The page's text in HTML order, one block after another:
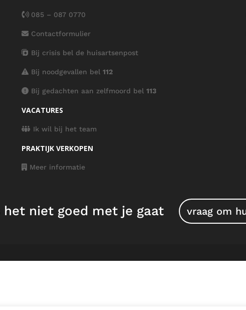
085 – 087 0770
Contactformulier
Bij crisis bel de huisartsenpost
Bij noodgevallen bel 112
Bij gedachten aan zelfmoord bel 113
VACATURES
Ik wil bij het team
PRAKTIJK VERKOPEN
Meer informatie
het niet goed met je gaat vraag om